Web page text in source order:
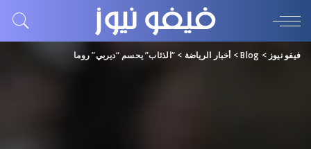
فيفو نيوز >
Blog
> أخبار الرياضة > “الذئاب” يحسم “ديربي” روما